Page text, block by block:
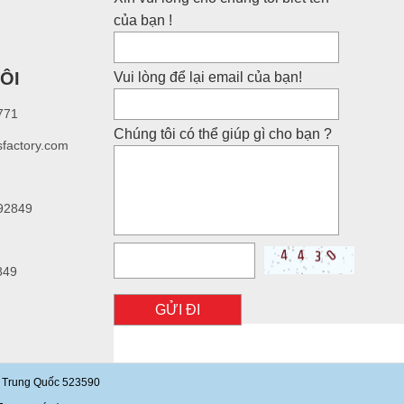
của bạn !
Vui lòng để lại email của bạn!
Chúng tôi có thể giúp gì cho bạn ?
GỬI ĐI
Quốc 523590